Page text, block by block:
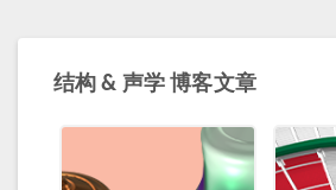
结构 & 声学 博客文章